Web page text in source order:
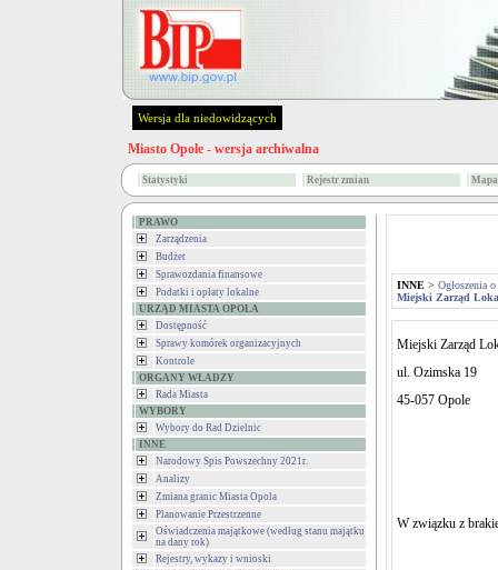
Wersja dla niedowidzących
Miasto Opole - wersja archiwalna
Statystyki Rejestr zmian
PRAWO
Zarządzenia
Budżet
Sprawozdania finansowe
Podatki i opłaty lokalne
URZĄD MIASTA OPOLA
Dostępność
Sprawy komórek organizacyjnych
Kontrole
ORGANY WŁADZY
Rada Miasta
WYBORY
Wybory do Rad Dzielnic
INNE
Narodowy Spis Powszechny 2021r.
Analizy
Zmiana granic Miasta Opola
Planowanie Przestrzenne
Oświadczenia majątkowe (według stanu majątku
na dany rok)
Rejestry, wykazy i wnioski
INNE > Ogłoszenia
Miejski Zarząd
Miejski Zarząd
ul. Ozimska 19
45-057 Opole
W związku z